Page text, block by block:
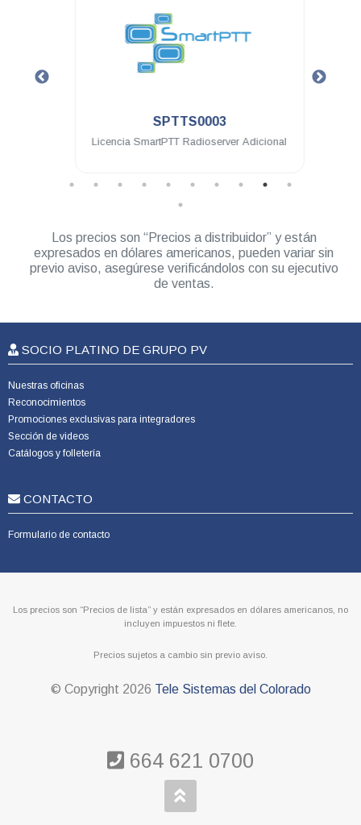
SPTTS0003
Licencia SmartPTT Radioserver Adicional
Los precios son “Precios a distribuidor” y están
expresados en dólares americanos, pueden variar sin
previo aviso, asegúrese verificándolos con su ejecutivo
de ventas.
SOCIO PLATINO DE GRUPO PV
Nuestras oficinas
Reconocimientos
Promociones exclusivas para integradores
Sección de videos
Catálogos y folletería
CONTACTO
Formulario de contacto
Los precios son “Precios de lista” y están expresados en dólares americanos, no
incluyen impuestos ni flete.
Precios sujetos a cambio sin previo aviso.
© Copyright 2026 Tele Sistemas del Colorado
664 621 0700